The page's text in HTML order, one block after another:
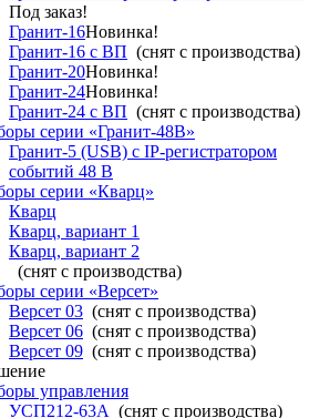
Под заказ!
Гранит-16Новинка!
Гранит-16 с ВП (снят с производства)
Гранит-20Новинка!
Гранит-24Новинка!
Гранит-24 с ВП (снят с производства)
серии «Гранит-48В»
Гранит-5 (USB) c IP-регистратором
событий 48 В
серии «Кварц»
Кварц
Кварц, вариант 1
Кварц, вариант 2
(снят с производства)
серии «Версет»
Версет 03 (снят с производства)
Версет 06 (снят с производства)
Версет 09 (снят с производства)
управления
УСП212-63А (снят с производства)